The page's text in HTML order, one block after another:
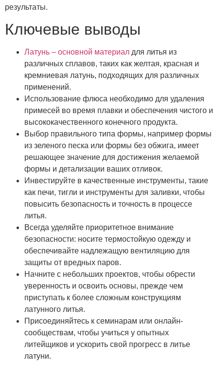
результаты.
Ключевые выводы
Латунь – основной материал для литья из
различных сплавов, таких как желтая, красная и
кремниевая латунь, подходящих для различных
применений.
Использование флюса необходимо для удаления
примесей во время плавки и обеспечения чистого и
высококачественного конечного продукта.
Выбор правильного типа формы, например формы
из зеленого песка или формы без обжига, имеет
решающее значение для достижения желаемой
формы и детализации ваших отливок.
Инвестируйте в качественные инструменты, такие
как печи, тигли и инструменты для заливки, чтобы
повысить безопасность и точность в процессе
литья.
Всегда уделяйте приоритетное внимание
безопасности: носите термостойкую одежду и
обеспечивайте надлежащую вентиляцию для
защиты от вредных паров.
Начните с небольших проектов, чтобы обрести
уверенность и освоить основы, прежде чем
приступать к более сложным конструкциям
латунного литья.
Присоединяйтесь к семинарам или онлайн-
сообществам, чтобы учиться у опытных
литейщиков и ускорить свой прогресс в литье
латуни.